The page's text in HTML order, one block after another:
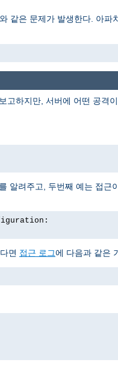
같은 문제가 발생한다. 아파
고하지만, 서버에 어떤 공격
알려주고, 두번째 예는 접근
면 접근 로그에 다음과 같은